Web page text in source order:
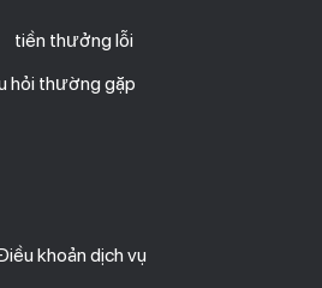
tiền thưởng lỗi
hỏi thường gặp
khoản dịch vụ